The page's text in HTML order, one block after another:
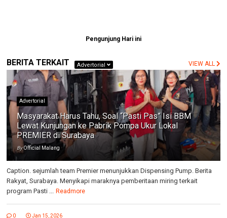
Pengunjung Hari ini
BERITA TERKAIT Advertorial VIEW ALL
Advertorial
Masyarakat Harus Tahu, Soal “Pasti Pas” Isi BBM
Lewat Kunjungan ke Pabrik Pompa Ukur Lokal
PREMIER di Surabaya
ByOfficial Malang
Caption. sejumlah team Premier menunjukkan Dispensing Pump. Berita
Rakyat, Surabaya. Menyikapi maraknya pemberitaan miring terkait
program Pasti ...
Readmore
0 Jan 15, 2026